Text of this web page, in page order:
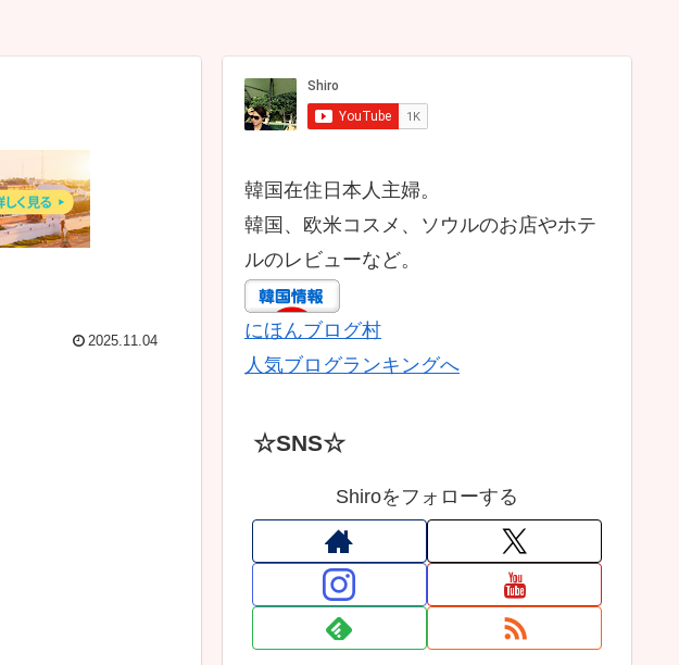
2025.11.04
韓国在住日本人主婦。
韓国、欧米コスメ、ソウルのお店やホテ
ルのレビューなど。
にほんブログ村
人気ブログランキングへ
☆SNS☆
Shiroをフォローする